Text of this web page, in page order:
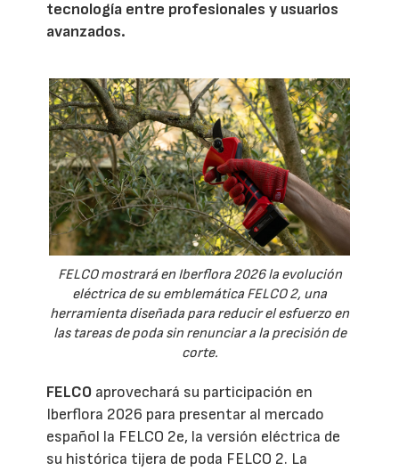
tecnología entre profesionales y usuarios
avanzados.
FELCO mostrará en Iberflora 2026 la evolución
eléctrica de su emblemática FELCO 2, una
herramienta diseñada para reducir el esfuerzo en
las tareas de poda sin renunciar a la precisión de
corte.
FELCO aprovechará su participación en
Iberflora 2026 para presentar al mercado
español la FELCO 2e, la versión eléctrica de
su histórica tijera de poda FELCO 2. La